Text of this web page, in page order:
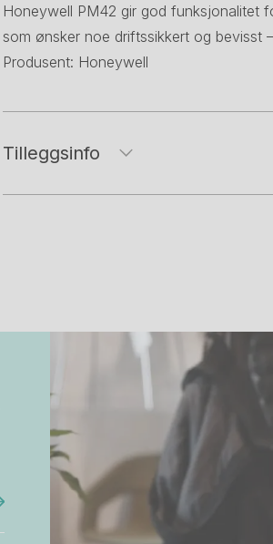
Honeywell PM42 gir god funksjonalitet
som ønsker noe driftssikkert og bevisst
Produsent: Honeywell
Tilleggsinfo